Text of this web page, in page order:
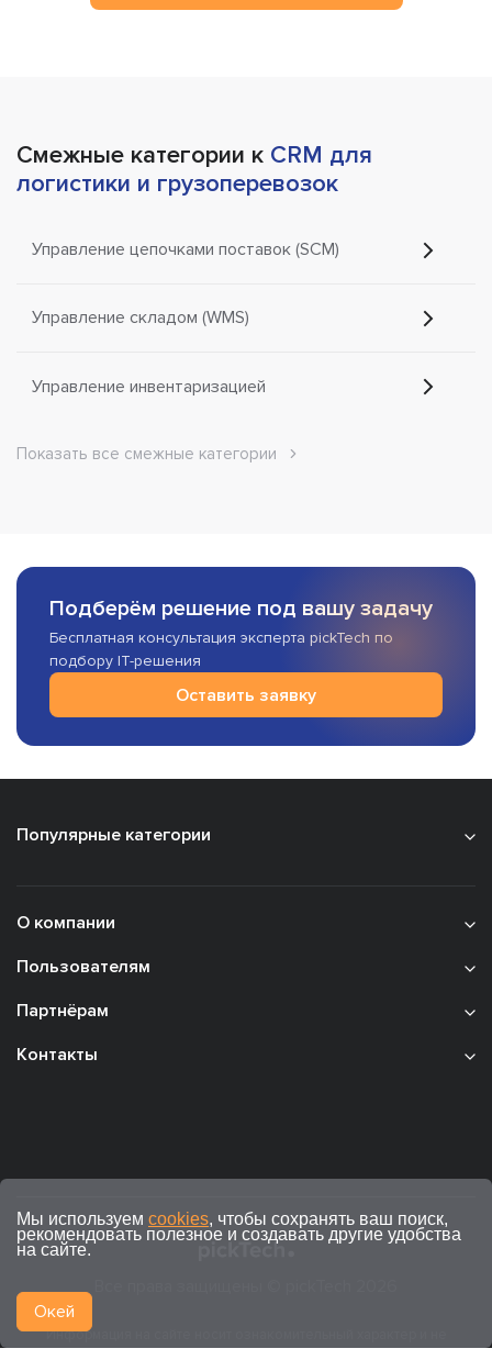
Смежные категории к CRM для
логистики и грузоперевозок
Управление цепочками поставок (SCM)
Управление складом (WMS)
Управление инвентаризацией
Показать все смежные категории
Подберём решение под вашу задачу
Бесплатная консультация эксперта pickTech по
подбору IT-решения
Оставить заявку
Популярные категории
О компании
Пользователям
Партнёрам
Контакты
Информация на сайте носит ознакомительный характер и не
Мы используем cookies, чтобы сохранять ваш поиск,
рекомендовать полезное и создавать другие удобства
на сайте.
Окей